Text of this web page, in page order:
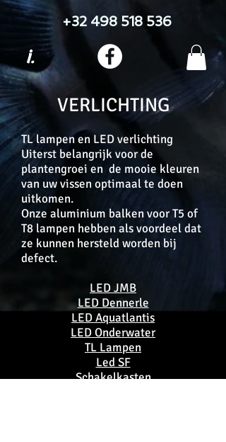
+32 498 518 536
i.
VERLICHTING
TL lampen en LED verlichting
Uiterst belangrijk voor de
plantengroei en de mooie kleuren
van uw vissen optimaal te doen
uitkomen.
Onze aluminium balken voor T5 of
T8 lampen hebben als voordeel dat
ze kunnen hersteld worden bij
defect.
LED JMB
LED Dennerle
LED Aquatlantis
LED Onderwater
TL Lampen
Led SF
Schakelkasten